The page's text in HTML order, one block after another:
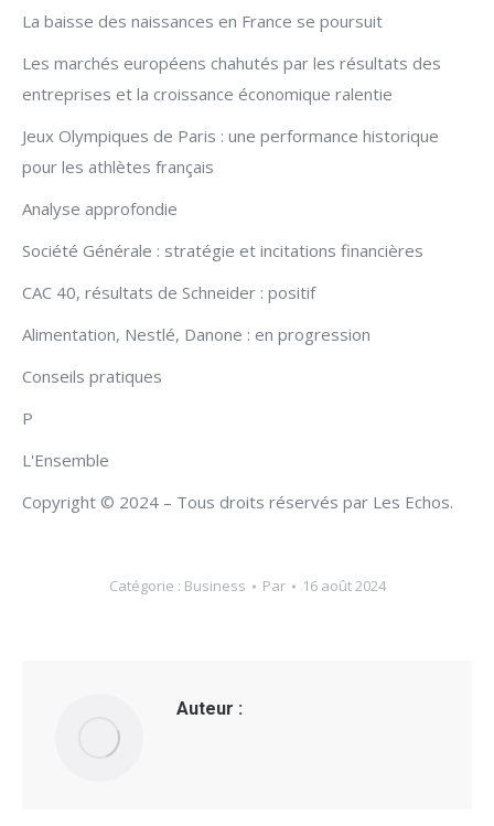
La baisse des naissances en France se poursuit
Les marchés européens chahutés par les résultats des
entreprises et la croissance économique ralentie
Jeux Olympiques de Paris : une performance historique
pour les athlètes français
Analyse approfondie
Société Générale : stratégie et incitations financières
CAC 40, résultats de Schneider : positif
Alimentation, Nestlé, Danone : en progression
Conseils pratiques
P
L'Ensemble
Copyright © 2024 – Tous droits réservés par Les Echos.
Catégorie : Business Par 16 août 2024
Auteur :